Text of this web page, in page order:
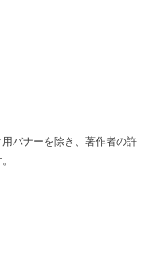
バナーを除き、著作者の許